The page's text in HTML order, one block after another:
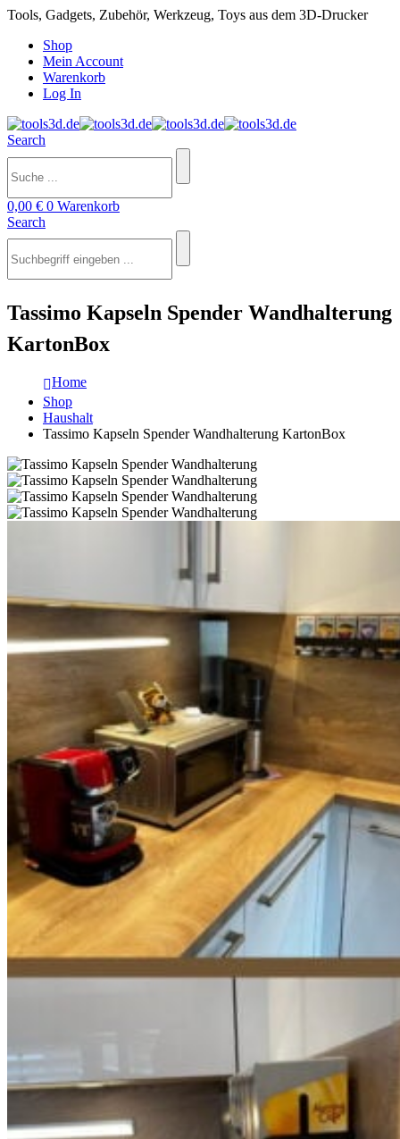
Tools, Gadgets, Zubehör, Werkzeug, Toys aus dem 3D-Drucker
Shop
Mein Account
Warenkorb
Log In
Search
0,00 € 0 Warenkorb
Search
Tassimo Kapseln Spender Wandhalterung
KartonBox
Home
Shop
Haushalt
Tassimo Kapseln Spender Wandhalterung KartonBox